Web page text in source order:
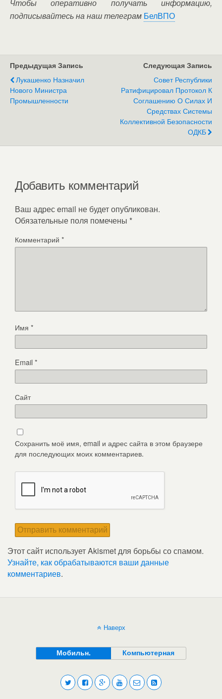
Чтобы оперативно получать информацию,
подписывайтесь на наш телеграм БелВПО
Предыдущая Запись
Лукашенко Назначил
Нового Министра
Промышленности
Следующая Запись
Совет Республики
Ратифицировал Протокол К
Соглашению О Силах И
Средствах Системы
Коллективной Безопасности
ОДКБ
Добавить комментарий
Ваш адрес email не будет опубликован.
Обязательные поля помечены *
Комментарий *
Имя *
Email*
Сайт
Сохранить моё имя, email и адрес сайта в этом браузере
для последующих моих комментариев.
Этот сайт использует Akismet для борьбы со спамом.
Узнайте, как обрабатываются ваши данные
комментариев.
Наверх
Мобильн. Компьютерная